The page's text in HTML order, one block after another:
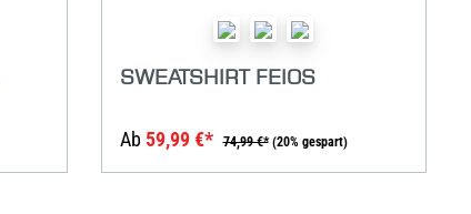
SWEATSHIRT FEIOS
Ab 59,99 €* 74,99 €* (20% gespart)